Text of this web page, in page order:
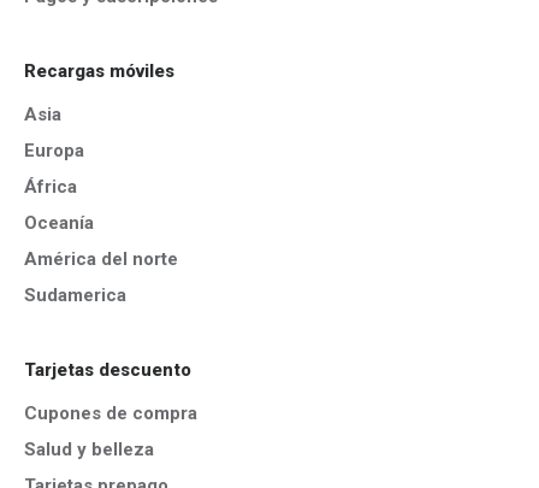
Recargas móviles
Asia
Europa
África
Oceanía
América del norte
Sudamerica
Tarjetas descuento
Cupones de compra
Salud y belleza